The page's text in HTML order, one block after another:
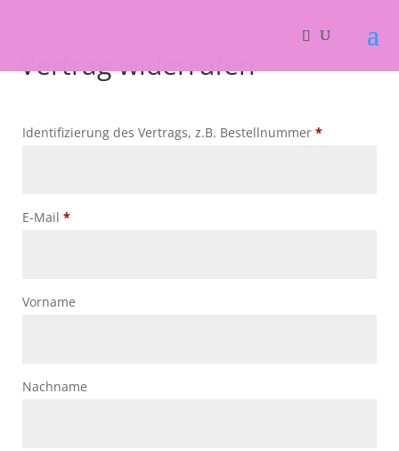
Vertrag widerrufen
Identifizierung des Vertrags, z.B. Bestellnummer*
E-Mail*
E-
Vorname
Nachname